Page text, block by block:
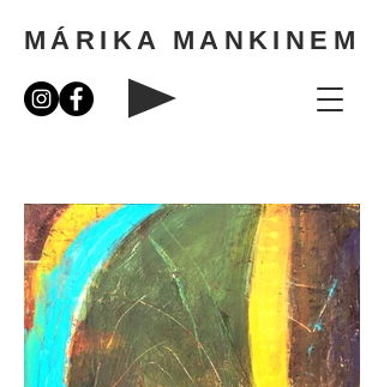
MÁRIKA MANKINEM